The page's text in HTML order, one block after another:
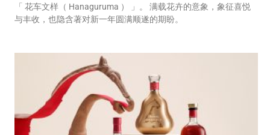
「 花车文样（ Hanaguruma ） 」。 满载花卉的意象，象征喜悦
与丰收，也隐含著对新一年圆满顺遂的期盼。